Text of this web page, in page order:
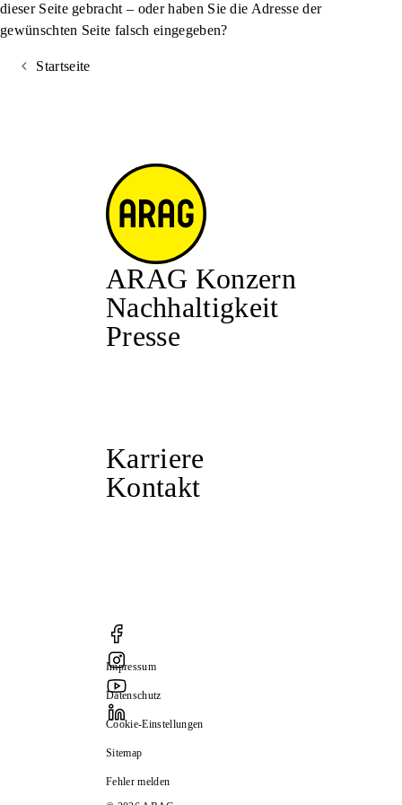
dieser Seite gebracht – oder haben Sie die Adresse der
gewünschten Seite falsch eingegeben?
Startseite
ARAG Konzern
Nachhaltigkeit
Presse
Karriere
Kontakt
Impressum
Datenschutz
Cookie-Einstellungen
Sitemap
Fehler melden